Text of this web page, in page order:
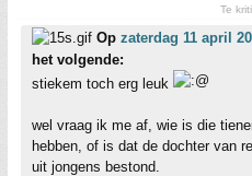
Te
Op zaterdag 11 april
het volgende:
stiekem toch erg leuk
wel vraag ik me af, wie is die
hebben, of is dat de dochter van
uit jongens bestond.